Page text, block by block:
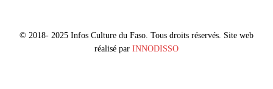
© 2018- 2025 Infos Culture du Faso. Tous droits réservés. Site web
réalisé par INNODISSO